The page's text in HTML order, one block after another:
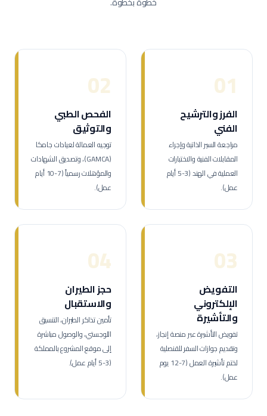
01
الفرز والترشيح
الفني
مراجعة السير الذاتية وإجراء
المقابلات الفنية والاختبارات
العملية في الهند (3-5 أيام
عمل).
02
الفحص الطبي
والتوثيق
توجيه العمالة لعيادات جامكا
(GAMCA)، وتصديق الشهادات
والمؤهلات رسمياً (7-10 أيام
عمل).
03
التفويض
الإلكتروني
والتأشيرة
تفويض التأشيرة عبر منصة إنجاز،
وتقديم جوازات السفر للقنصلية
لختم تأشيرة العمل (7-12 يوم
عمل).
04
حجز الطيران
والاستقبال
تأمين تذاكر الطيران، التنسيق
اللوجستي، والوصول مباشرة
إلى موقع المشروع بالمملكة
(3-5 أيام عمل).